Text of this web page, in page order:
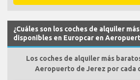
¿Cuáles son los coches de alquiler
disponibles en Europcar en
Los coches de alquiler más
Aeropuerto de Jerez por cada